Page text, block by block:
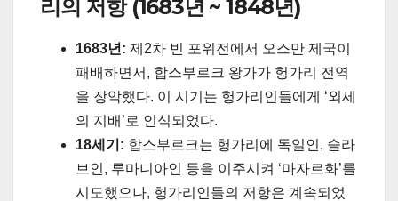
리의 저항 (1683년 ~ 1848년)
1683년: 제2차 빈 포위전에서 오스만 제국이
패배하면서, 합스부르크 왕가가 헝가리 전역
을 장악했다. 이 시기는 헝가리인들에게 ‘외세
의 지배’로 인식되었다.
18세기: 합스부르크는 헝가리에 독일인, 슬라
브인, 루마니아인 등을 이주시켜 ‘마자르화’를
시도했으나, 헝가리인들의 저항은 계속되었